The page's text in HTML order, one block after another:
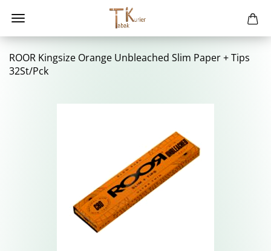
ROOR Kingsi­ze Oran­ge Un­bleached Slim Paper + Tips
32St/Pck